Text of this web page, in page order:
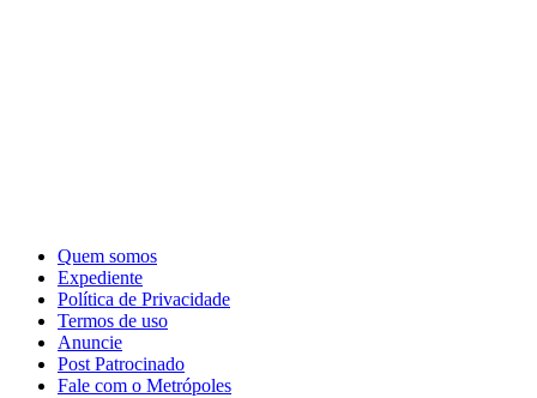
Quem somos
Expediente
Política de Privacidade
Termos de uso
Anuncie
Post Patrocinado
Fale com o Metrópoles